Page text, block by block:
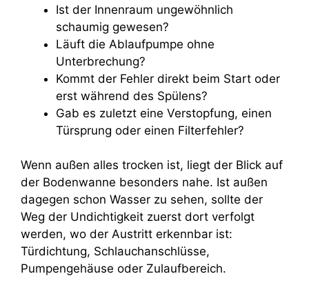
Ist der Innenraum ungewöhnlich
schaumig gewesen?
Läuft die Ablaufpumpe ohne
Unterbrechung?
Kommt der Fehler direkt beim Start oder
erst während des Spülens?
Gab es zuletzt eine Verstopfung, einen
Türsprung oder einen Filterfehler?
Wenn außen alles trocken ist, liegt der Blick auf
der Bodenwanne besonders nahe. Ist außen
dagegen schon Wasser zu sehen, sollte der
Weg der Undichtigkeit zuerst dort verfolgt
werden, wo der Austritt erkennbar ist:
Türdichtung, Schlauchanschlüsse,
Pumpengehäuse oder Zulaufbereich.